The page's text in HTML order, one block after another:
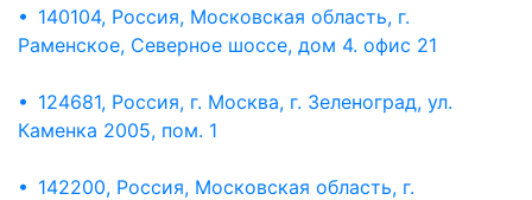
• 140104, Россия, Московская область, г.
Раменское, Северное шоссе, дом 4. офис 21
• 124681, Россия, г. Москва, г. Зеленоград, ул.
Каменка 2005, пом. 1
• 142200, Россия, Московская область, г.